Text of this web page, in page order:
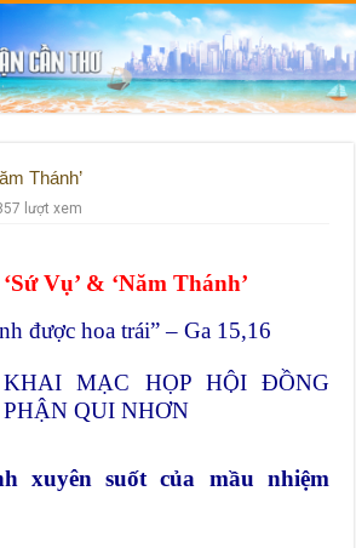
Thánh’
lượt xem
Vụ’ & ‘Năm Thánh’
được hoa trái” – Ga 15,16
MẠC HỌP HỘI ĐỒNG
QUI NHƠN
xuyên suốt của mầu nhiệm